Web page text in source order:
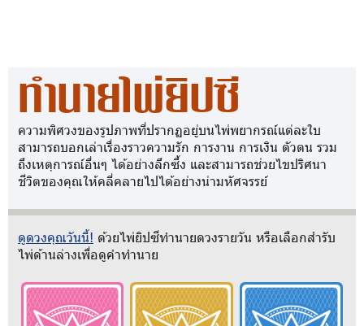
ทำนายไพ่ยิปซี
ความพิศวงของรูปภาพที่ปรากฏอยู่บนไพ่พยากรณ์แต่ละใบ
สามารถบอกเล่าเรื่องราวความรัก การงาน การเงิน ตัวตน รวม
ถึงเหตุการณ์อื่นๆ ได้อย่างลึกซึ้ง และสามารถช่วยไขปริศนา
ชีวิตของคุณให้คลี่คลายไปได้อย่างน่ามหัศจรรย์
ดูดวงคุณวันนี้! ด้วยไพ่ยิปซีทำนายดวงรายวัน หรือเลือกสำรับ
ไพ่ด้านล่างเพื่อดูคำทำนาย